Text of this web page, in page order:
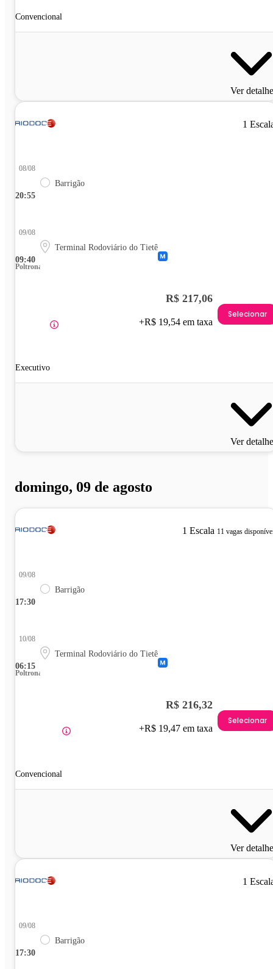
Convencional
Ver
1
20:55
08/08
Barrigão
09:40
09/08
Terminal Rodoviário do Tietê
Poltrona
Executivo
R$ 217,06
+R$ 19,54 em taxa
Selecionar
Ver
domingo, 09 de agosto
1 Escala 11 vagas
17:30
09/08
Barrigão
06:15
10/08
Terminal Rodoviário do Tietê
Poltrona
Convencional
R$ 216,32
+R$ 19,47 em taxa
Selecionar
Ver
1
17:30
09/08
Barrigão